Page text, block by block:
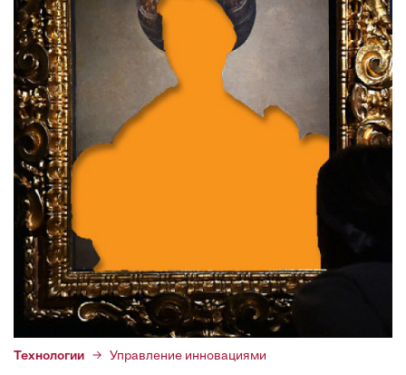
Технологии Управление инновациями